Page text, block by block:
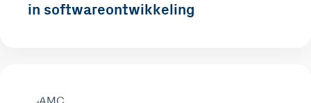
in softwareontwikkeling